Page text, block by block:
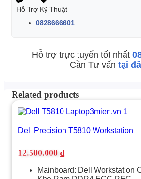
Hỗ Trợ Kỹ Thuật
0828666601
Hỗ trợ trực tuyến tốt nhất
Cần Tư vấn tại
Related products
Dell Precision T5810 Workstation
12.500.000 ₫
Mainboard: Dell Workstation